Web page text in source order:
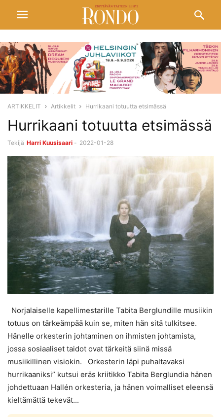
ARTIKKELIT Artikkelit Hurrikaani totuutta etsimässä
Hurrikaani totuutta etsimässä
Tekijä Harri Kuusisaari - 2022-01-28
Norjalaiselle kapellimestarille Tabita Berglundille musiikin
totuus on tärkeämpää kuin se, miten hän sitä tulkitsee.
Hänelle orkesterin johtaminen on ihmisten johtamista,
jossa sosiaaliset taidot ovat tärkeitä siinä missä
musiikillinen visiokin. Orkesterin läpi puhaltavaksi
hurrikaaniksi” kutsui eräs kriitikko Tabita Berglundia hänen
johdettuaan Hallén orkesteria, ja hänen voimalliset eleensä
kieltämättä tekevät...